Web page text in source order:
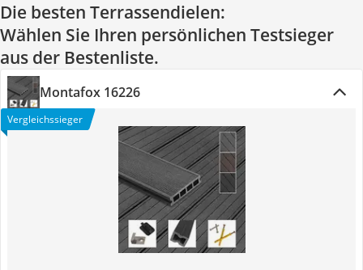
Die besten Terrassendielen:
Wählen Sie Ihren persönlichen Testsieger
aus der Bestenliste.
Montafox 16226
Vergleichssieger